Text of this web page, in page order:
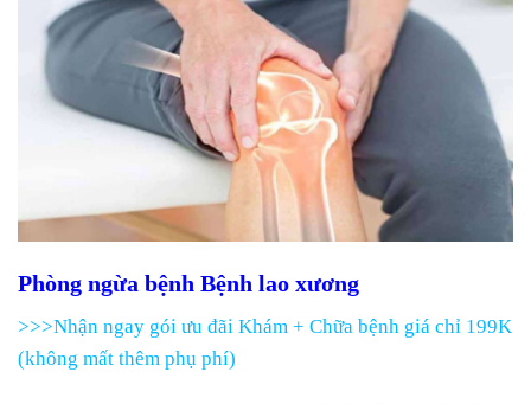
Phòng ngừa bệnh Bệnh lao xương
>>>Nhận ngay gói ưu đãi Khám + Chữa bệnh giá chỉ 199K
(không mất thêm phụ phí)